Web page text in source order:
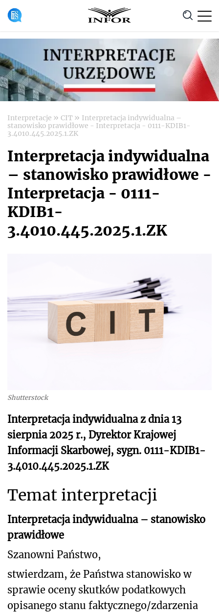
Anuluj
Interpretacje » CIT » Interpretacja indywidualna –
stanowisko prawidłowe - Interpretacja - 0111-KDIB1-
3.4010.445.2025.1.ZK
Interpretacja indywidualna
– stanowisko prawidłowe -
Interpretacja - 0111-
KDIB1-
3.4010.445.2025.1.ZK
Shutterstock
Interpretacja indywidualna z dnia 13
sierpnia 2025 r., Dyrektor Krajowej
Informacji Skarbowej, sygn. 0111-KDIB1-
3.4010.445.2025.1.ZK
Temat interpretacji
Interpretacja indywidualna – stanowisko
prawidłowe
Szanowni Państwo,
stwierdzam, że Państwa stanowisko w
sprawie oceny skutków podatkowych
opisanego stanu faktycznego/zdarzenia